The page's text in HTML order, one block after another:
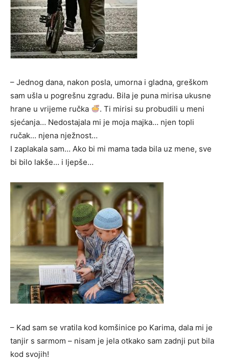
– Jednog dana, nakon posla, umorna i gladna, greškom
sam ušla u pogrešnu zgradu. Bila je puna mirisa ukusne
hrane u vrijeme ručka
. Ti mirisi su probudili u meni
sjećanja… Nedostajala mi je moja majka… njen topli
ručak… njena nježnost…
I zaplakala sam… Ako bi mi mama tada bila uz mene, sve
bi bilo lakše… i ljepše…
– Kad sam se vratila kod komšinice po Karima, dala mi je
tanjir s sarmom – nisam je jela otkako sam zadnji put bila
kod svojih!